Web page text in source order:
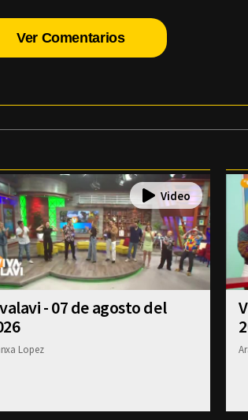
Ver Comentarios
- 07 de agosto del
Lopez